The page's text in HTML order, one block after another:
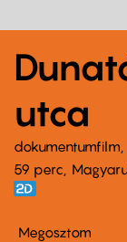
utca
dokumentumfilm
59 perc,
Megosztom